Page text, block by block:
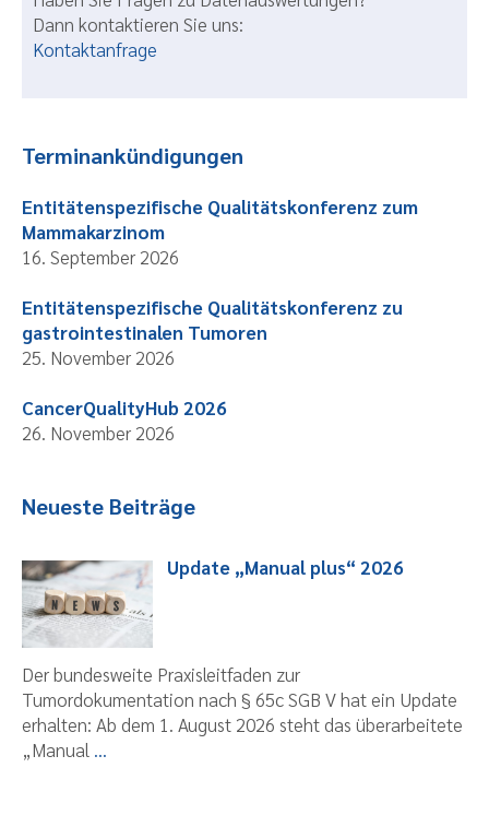
Dann kontaktieren Sie uns:
Kontaktanfrage
Terminankündigungen
Entitätenspezifische Qualitätskonferenz zum
Mammakarzinom
16. September 2026
Entitätenspezifische Qualitätskonferenz zu
gastrointestinalen Tumoren
25. November 2026
CancerQualityHub 2026
26. November 2026
Neueste Beiträge
Update „Manual plus“ 2026
Der bundesweite Praxisleitfaden zur
Tumordokumentation nach § 65c SGB V hat ein Update
erhalten: Ab dem 1. August 2026 steht das überarbeitete
„Manual ...